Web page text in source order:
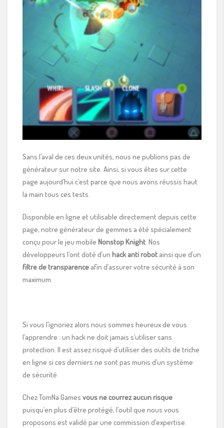
Sans l’aval de ces deux unités, nous ne publions pas de
générateur sur notre site. Ainsi, si vous êtes sur cette
page aujourd’hui c’est parce que nous avons réussis haut
la main tous ces tests.
Disponible en ligne et utilisable directement depuis cette
page, notre générateur de gemmes a été spécialement
conçu pour le jeu mobile Nonstop Knight . Nos
développeurs l’ont doté d’un hack anti robot ainsi que d’un
filtre de transparence afin d’assurer votre sécurité à son
maximum.
Si vous l’ignoriez alors nous sommes heureux de vous
l’apprendre : un hack ne doit jamais s’utiliser sans
protection. Il est assez risqué d’utiliser des outils de triche
en ligne si ces derniers ne sont pas munis d’un système
de sécurité.
Chez TomNa Games vous ne courrez aucun risque
puisqu’en plus d’être protégé, l’outil que nous vous
proposons est validé par une commission d’expertise.